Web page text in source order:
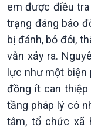
em được điều
trạng đáng báo
bị đánh, bỏ đói,
vẫn xảy ra.
lực như một biện
đồng ít can
tầng pháp lý có
tâm, tổ chức xã